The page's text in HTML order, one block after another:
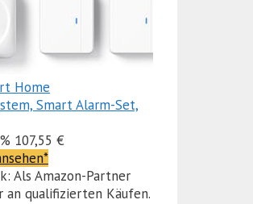
Home
Smart Alarm-Set,
107,55 €
Als Amazon-Partner
an qualifizierten Käufen.